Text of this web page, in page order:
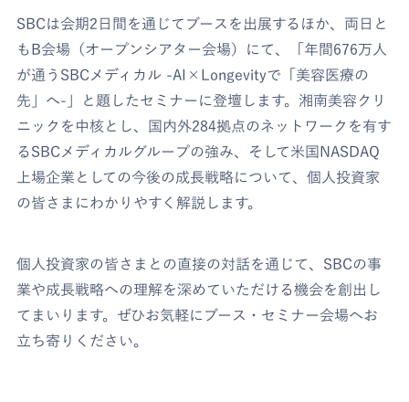
SBCは会期2日間を通じてブースを出展するほか、両日と
もB会場（オープンシアター会場）にて、「年間676万人
が通うSBCメディカル -AI×Longevityで「美容医療の
先」へ-」と題したセミナーに登壇します。湘南美容クリ
ニックを中核とし、国内外284拠点のネットワークを有す
るSBCメディカルグループの強み、そして米国NASDAQ
上場企業としての今後の成長戦略について、個人投資家
の皆さまにわかりやすく解説します。
個人投資家の皆さまとの直接の対話を通じて、SBCの事
業や成長戦略への理解を深めていただける機会を創出し
てまいります。ぜひお気軽にブース・セミナー会場へお
立ち寄りください。